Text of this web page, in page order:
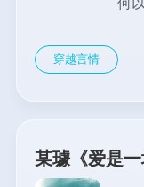
何
过
穿越言情
某璩《爱是一